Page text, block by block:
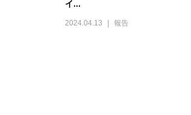
イ...
2024.04.13 報告